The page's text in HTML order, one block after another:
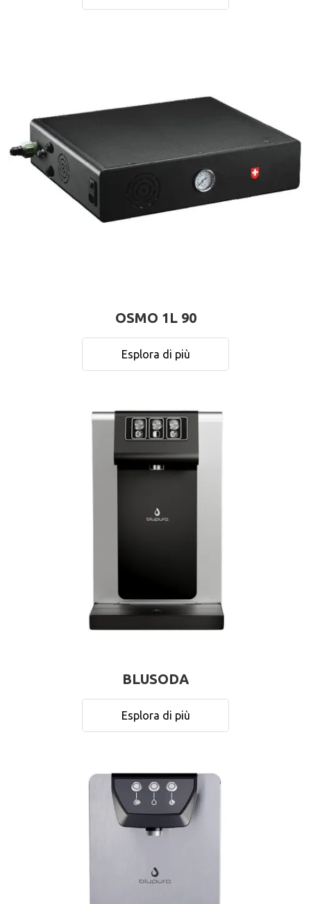
OSMO 1L 90
Esplora di più
BLUSODA
Esplora di più